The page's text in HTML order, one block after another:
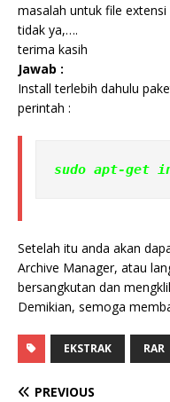
masalah untuk file
tidak ya,….
terima kasih
Jawab :
Install terlebih dahulu
perintah :
sudo apt-get
Setelah itu anda akan
Archive Manager, atau
bersangkutan dan
Demikian, semoga
EKSTRAK RAR
PREVIOUS